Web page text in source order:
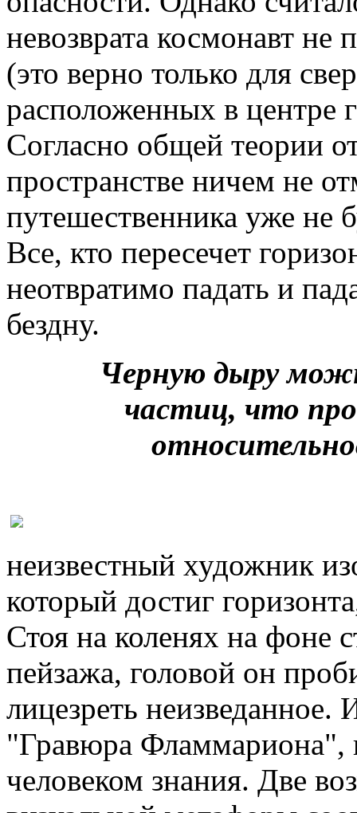
невозврата космонавт не
(это верно только для
расположенных в
Согласно общей теории
пространстве ничем не
путешественника уже не
Все, кто пересечет
неотвратимо падать и
бездну.
Черную дыру
частиц, что
неизвестный художник
который достиг
Стоя на коленях на фоне
пейзажа, головой он
лицезреть неизведанное.
"Гравюра Фламмариона",
человеком знания. Две